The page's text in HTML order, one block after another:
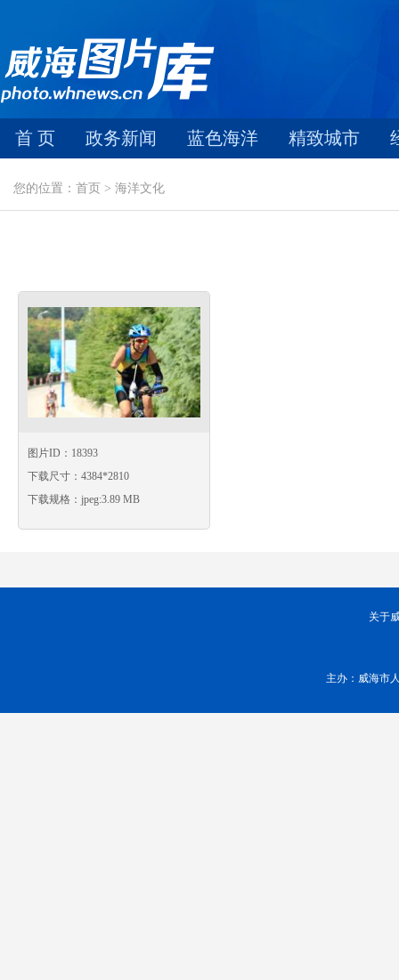
首 页 政务新闻 蓝色海洋 精致城市
您的位置：首页 > 海洋文化
图片ID：18393
下载尺寸：4384*2810
下载规格：jpeg:3.89 MB
关于
主办：威海市